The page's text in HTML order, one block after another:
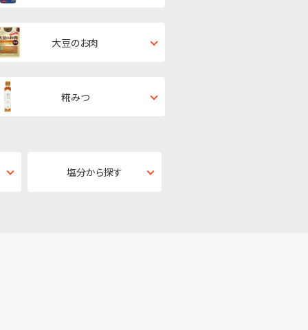
大豆のお肉
糀みつ
塩分から探す